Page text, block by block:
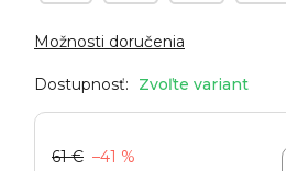
Zvoľte variant
Možnosti doručenia
61 € –41 %